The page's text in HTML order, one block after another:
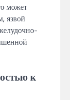
может
язвой
к